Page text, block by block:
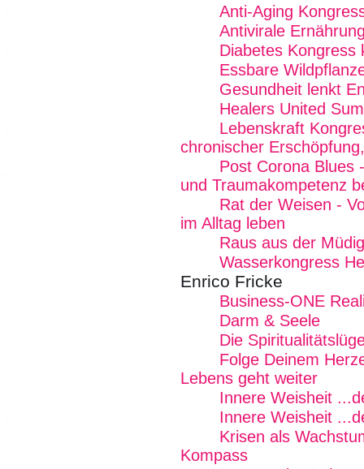
Anti-Aging
Antivirale
Diabetes Kongress
Essbare
Gesundheit lenkt
Healers United
Lebenskraft
chronischer
Post Corona Blues
und Traumakompetenz
Rat der Weisen -
im Alltag leben
Raus aus der
Wasserkongress
Enrico Fricke
Business-ONE
Darm & Seele
Die
Folge Deinem
Lebens geht weiter
Innere Weisheit
Innere Weisheit
Krisen als
Kompass